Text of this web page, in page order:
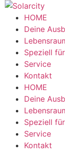
Zum
Inhalt
wechseln
HOME
Deine
Speziell
Service
Kontakt
Menü HOME
Deine
Speziell
Service
Kontakt